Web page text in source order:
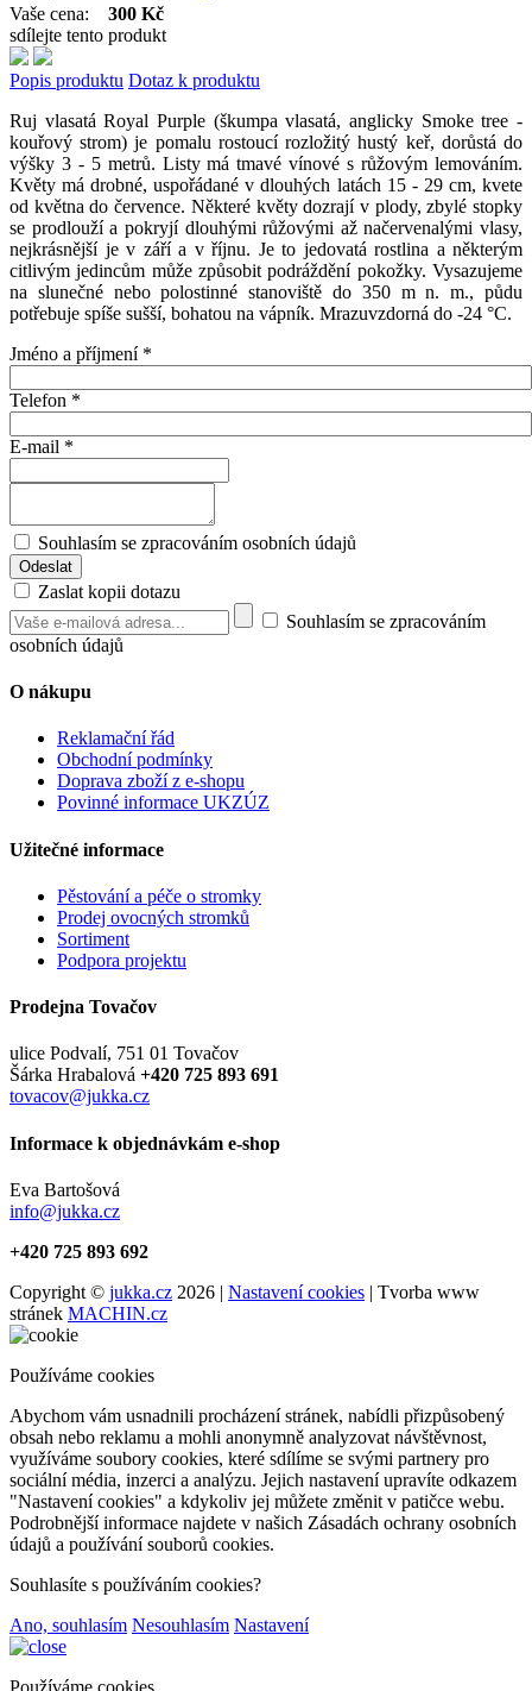
Vaše cena: 300 Kč
sdílejte tento produkt
Popis produktu Dotaz k produktu
Ruj vlasatá Royal Purple (škumpa vlasatá, anglicky Smoke tree -
kouřový strom) je pomalu rostoucí rozložitý hustý keř, dorůstá do
výšky 3 - 5 metrů. Listy má tmavé vínové s růžovým lemováním.
Květy má drobné, uspořádané v dlouhých latách 15 - 29 cm, kvete
od května do července. Některé květy dozrají v plody, zbylé stopky
se prodlouží a pokryjí dlouhými růžovými až načervenalými vlasy,
nejkrásnější je v září a v říjnu. Je to jedovatá rostlina a některým
citlivým jedincům může způsobit podráždění pokožky. Vysazujeme
na slunečné nebo polostinné stanoviště do 350 m n. m., půdu
potřebuje spíše sušší, bohatou na vápník. Mrazuvzdorná do -24 °C.
Jméno a příjmení *
Telefon *
E-mail *
Souhlasím se zpracováním osobních údajů
Zaslat kopii dotazu
Souhlasím se zpracováním
osobních údajů
O nákupu
Reklamační řád
Obchodní podmínky
Doprava zboží z e-shopu
Povinné informace UKZÚZ
Užitečné informace
Pěstování a péče o stromky
Prodej ovocných stromků
Sortiment
Podpora projektu
Prodejna Tovačov
ulice Podvalí, 751 01 Tovačov
Šárka Hrabalová +420 725 893 691
tovacov@jukka.cz
Informace k objednávkám e-shop
Eva Bartošová
info@jukka.cz
+420 725 893 692
Copyright © jukka.cz 2026 | Nastavení cookies | Tvorba www
stránek MACHIN.cz
Používáme cookies
Abychom vám usnadnili procházení stránek, nabídli přizpůsobený
obsah nebo reklamu a mohli anonymně analyzovat návštěvnost,
využíváme soubory cookies, které sdílíme se svými partnery pro
sociální média, inzerci a analýzu. Jejich nastavení upravíte odkazem
"Nastavení cookies" a kdykoliv jej můžete změnit v patičce webu.
Podrobnější informace najdete v našich Zásadách ochrany osobních
údajů a používání souborů cookies.
Souhlasíte s používáním cookies?
Ano, souhlasím Nesouhlasím Nastavení
Používáme cookies